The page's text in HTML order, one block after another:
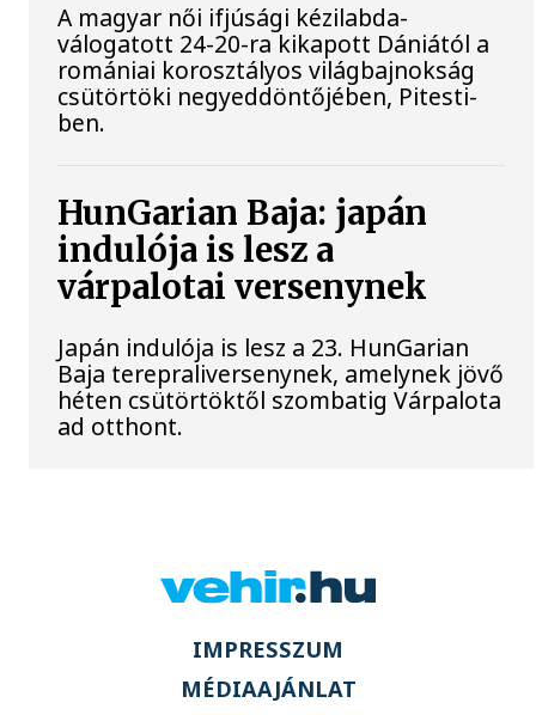
A magyar női ifjúsági kézilabda-
válogatott 24-20-ra kikapott Dániától a
romániai korosztályos világbajnokság
csütörtöki negyeddöntőjében, Pitesti-
ben.
HunGarian Baja: japán
indulója is lesz a
várpalotai versenynek
Japán indulója is lesz a 23. HunGarian
Baja terepraliversenynek, amelynek jövő
héten csütörtöktől szombatig Várpalota
ad otthont.
IMPRESSZUM
MÉDIAAJÁNLAT